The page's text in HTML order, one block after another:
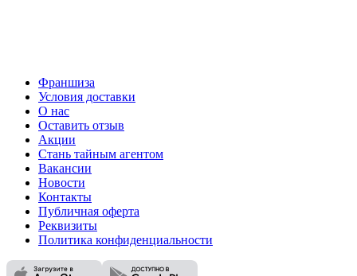
Франшиза
Условия доставки
О нас
Оставить отзыв
Акции
Стань тайным агентом
Вакансии
Новости
Контакты
Публичная оферта
Реквизиты
Политика конфиденциальности